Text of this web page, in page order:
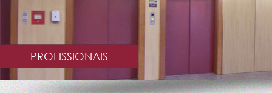
PROFISSIONAIS